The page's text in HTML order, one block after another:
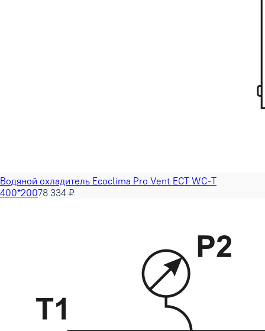
Водяной охладитель Ecoclima Pro Vent ECT WC-T
400*20078 334 ₽